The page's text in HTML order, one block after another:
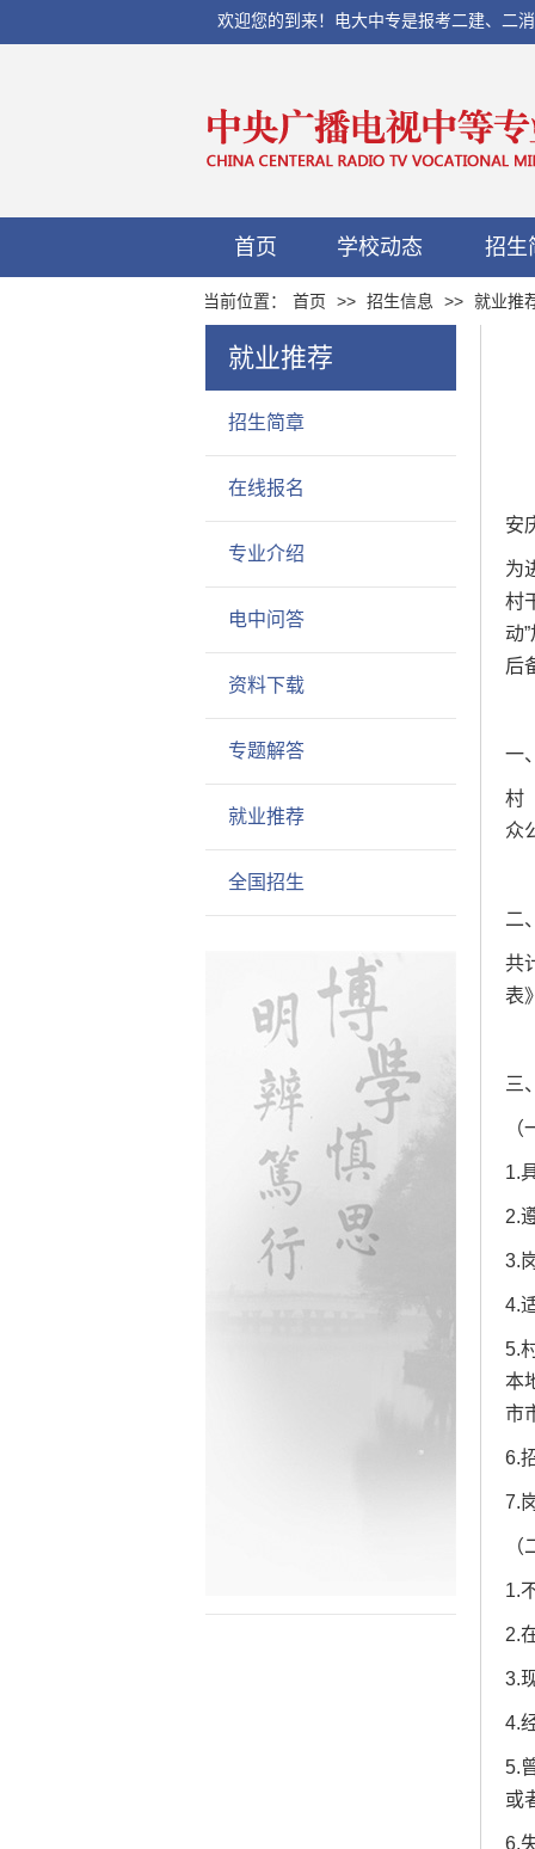
欢迎您的到来！电大中专是报考二建、二
首页 学校动态 招生
当前位置： 首页 >> 招生信息 >> 就业推
就业推荐
招生简章
在线报名
专业介绍
电中问答
资料下载
专题解答
就业推荐
全国招生
安
为
村
动
后
一
村
众
二
共
表
三
1.
2.
3.
4.
5.
本
市
6.
7.
1.
2.
3.
4.
5.
或
6.